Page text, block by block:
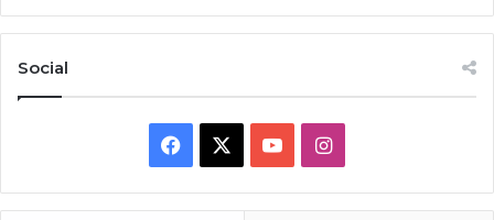
Social
Facebook YouTubeInstagram